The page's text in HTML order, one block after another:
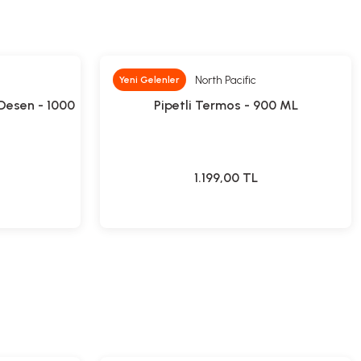
- 1000
Yeni Gelenler North Pacific
Pipetli Termos - 900 ML
1.199,00TL